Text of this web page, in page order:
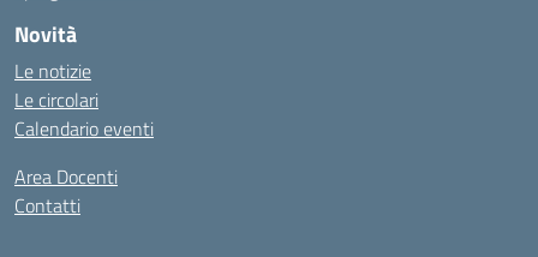
Novità
Le notizie
Le circolari
Calendario eventi
Area Docenti
Contatti